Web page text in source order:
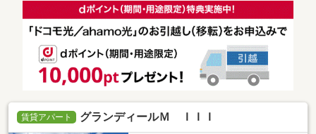
賃貸アパート グランディールＭ ＩＩＩ